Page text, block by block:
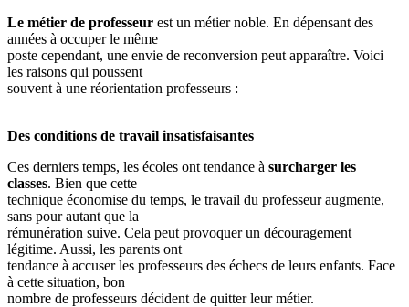
Le métier de professeur est un métier noble. En dépensant des
années à occuper le même
poste cependant, une envie de reconversion peut apparaître. Voici
les raisons qui poussent
souvent à une réorientation professeurs :
Des conditions de travail insatisfaisantes
Ces derniers temps, les écoles ont tendance à surcharger les
classes. Bien que cette
technique économise du temps, le travail du professeur augmente,
sans pour autant que la
rémunération suive. Cela peut provoquer un découragement
légitime. Aussi, les parents ont
tendance à accuser les professeurs des échecs de leurs enfants. Face
à cette situation, bon
nombre de professeurs décident de quitter leur métier.